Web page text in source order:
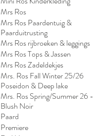
Mrs Ros
Mrs Ros Paardentuig &
Paarduitrusting
Mrs Ros rijbroeken & leggings
Mrs Ros Tops & Jassen
Mrs Ros Zadeldekjes
Mrs. Ros Fall Winter 25/26
Poseidon & Deep lake
Mrs. Ros Spring/Summer 26 -
Blush Noir
Paard
Premiere